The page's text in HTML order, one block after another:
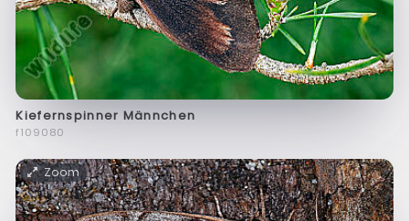
Kiefernspinner Männchen
f109080
Zoom